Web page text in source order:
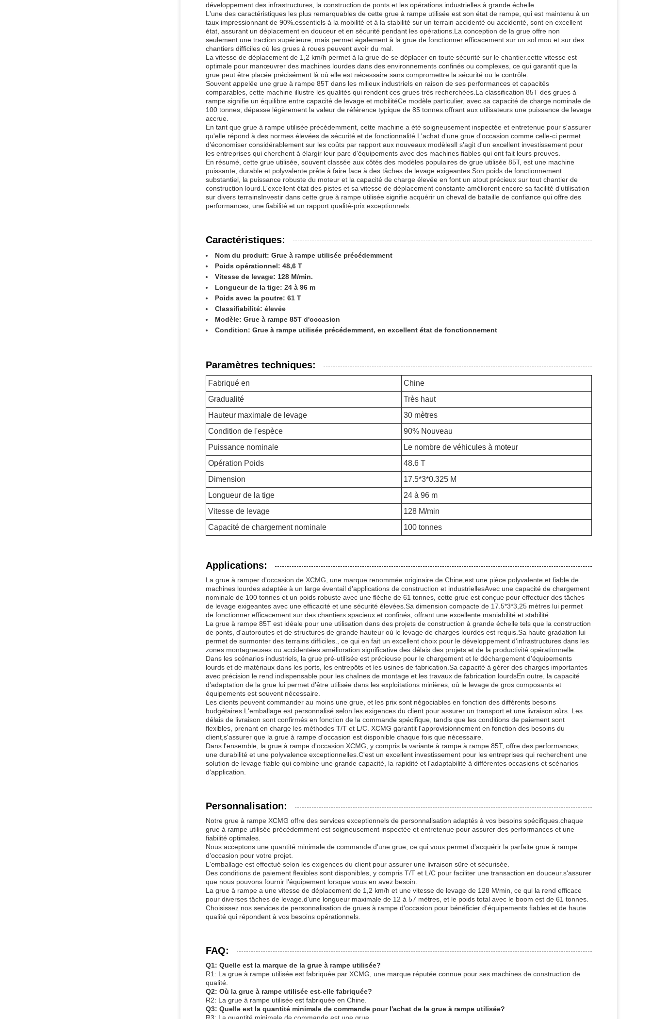
développement des infrastructures, la construction de ponts et les opérations industrielles à grande échelle.
L'une des caractéristiques les plus remarquables de cette grue à rampe utilisée est son état de rampe, qui est maintenu à un
taux impressionnant de 90%.essentiels à la mobilité et à la stabilité sur un terrain accidenté ou accidenté, sont en excellent
état, assurant un déplacement en douceur et en sécurité pendant les opérations.La conception de la grue offre non
seulement une traction supérieure, mais permet également à la grue de fonctionner efficacement sur un sol mou et sur des
chantiers difficiles où les grues à roues peuvent avoir du mal.
La vitesse de déplacement de 1,2 km/h permet à la grue de se déplacer en toute sécurité sur le chantier.cette vitesse est
optimale pour manœuvrer des machines lourdes dans des environnements confinés ou complexes, ce qui garantit que la
grue peut être placée précisément là où elle est nécessaire sans compromettre la sécurité ou le contrôle.
Souvent appelée une grue à rampe 85T dans les milieux industriels en raison de ses performances et capacités
comparables, cette machine illustre les qualités qui rendent ces grues très recherchées.La classification 85T des grues à
rampe signifie un équilibre entre capacité de levage et mobilitéCe modèle particulier, avec sa capacité de charge nominale de
100 tonnes, dépasse légèrement la valeur de référence typique de 85 tonnes.offrant aux utilisateurs une puissance de levage
accrue.
En tant que grue à rampe utilisée précédemment, cette machine a été soigneusement inspectée et entretenue pour s'assurer
qu'elle répond à des normes élevées de sécurité et de fonctionnalité.L'achat d'une grue d'occasion comme celle-ci permet
d'économiser considérablement sur les coûts par rapport aux nouveaux modèlesIl s'agit d'un excellent investissement pour
les entreprises qui cherchent à élargir leur parc d'équipements avec des machines fiables qui ont fait leurs preuves.
En résumé, cette grue utilisée, souvent classée aux côtés des modèles populaires de grue utilisée 85T, est une machine
puissante, durable et polyvalente prête à faire face à des tâches de levage exigeantes.Son poids de fonctionnement
substantiel, la puissance robuste du moteur et la capacité de charge élevée en font un atout précieux sur tout chantier de
construction lourd.L'excellent état des pistes et sa vitesse de déplacement constante améliorent encore sa facilité d'utilisation
sur divers terrainsInvestir dans cette grue à rampe utilisée signifie acquérir un cheval de bataille de confiance qui offre des
performances, une fiabilité et un rapport qualité-prix exceptionnels.
Caractéristiques:
Nom du produit: Grue à rampe utilisée précédemment
Poids opérationnel: 48,6 T
Vitesse de levage: 128 M/min.
Longueur de la tige: 24 à 96 m
Poids avec la poutre: 61 T
Classifiabilité: élevée
Modèle: Grue à rampe 85T d'occasion
Condition: Grue à rampe utilisée précédemment, en excellent état de fonctionnement
Paramètres techniques:
Fabriqué en
Chine
Gradualité
Très haut
Hauteur maximale de levage
30 mètres
Condition de l'espèce
90% Nouveau
Puissance nominale
Le nombre de véhicules à moteur
Opération Poids
48.6 T
Dimension
17.5*3*0.325 M
Longueur de la tige
24 à 96 m
Vitesse de levage
128 M/min
Capacité de chargement nominale
100 tonnes
Applications:
La grue à ramper d'occasion de XCMG, une marque renommée originaire de Chine,est une pièce polyvalente et fiable de
machines lourdes adaptée à un large éventail d'applications de construction et industriellesAvec une capacité de chargement
nominale de 100 tonnes et un poids robuste avec une flèche de 61 tonnes, cette grue est conçue pour effectuer des tâches
de levage exigeantes avec une efficacité et une sécurité élevées.Sa dimension compacte de 17.5*3*3,25 mètres lui permet
de fonctionner efficacement sur des chantiers spacieux et confinés, offrant une excellente maniabilité et stabilité.
La grue à rampe 85T est idéale pour une utilisation dans des projets de construction à grande échelle tels que la construction
de ponts, d'autoroutes et de structures de grande hauteur où le levage de charges lourdes est requis.Sa haute gradation lui
permet de surmonter des terrains difficiles., ce qui en fait un excellent choix pour le développement d'infrastructures dans les
zones montagneuses ou accidentées.amélioration significative des délais des projets et de la productivité opérationnelle.
Dans les scénarios industriels, la grue pré-utilisée est précieuse pour le chargement et le déchargement d'équipements
lourds et de matériaux dans les ports, les entrepôts et les usines de fabrication.Sa capacité à gérer des charges importantes
avec précision le rend indispensable pour les chaînes de montage et les travaux de fabrication lourdsEn outre, la capacité
d'adaptation de la grue lui permet d'être utilisée dans les exploitations minières, où le levage de gros composants et
équipements est souvent nécessaire.
Les clients peuvent commander au moins une grue, et les prix sont négociables en fonction des différents besoins
budgétaires.L'emballage est personnalisé selon les exigences du client pour assurer un transport et une livraison sûrs. Les
délais de livraison sont confirmés en fonction de la commande spécifique, tandis que les conditions de paiement sont
flexibles, prenant en charge les méthodes T/T et L/C. XCMG garantit l'approvisionnement en fonction des besoins du
client,s'assurer que la grue à rampe d'occasion est disponible chaque fois que nécessaire.
Dans l'ensemble, la grue à rampe d'occasion XCMG, y compris la variante à rampe à rampe 85T, offre des performances,
une durabilité et une polyvalence exceptionnelles.C'est un excellent investissement pour les entreprises qui recherchent une
solution de levage fiable qui combine une grande capacité, la rapidité et l'adaptabilité à différentes occasions et scénarios
d'application.
Personnalisation:
Notre grue à rampe XCMG offre des services exceptionnels de personnalisation adaptés à vos besoins spécifiques.chaque
grue à rampe utilisée précédemment est soigneusement inspectée et entretenue pour assurer des performances et une
fiabilité optimales.
Nous acceptons une quantité minimale de commande d'une grue, ce qui vous permet d'acquérir la parfaite grue à rampe
d'occasion pour votre projet.
L'emballage est effectué selon les exigences du client pour assurer une livraison sûre et sécurisée.
Des conditions de paiement flexibles sont disponibles, y compris T/T et L/C pour faciliter une transaction en douceur.s'assurer
que nous pouvons fournir l'équipement lorsque vous en avez besoin.
La grue à rampe a une vitesse de déplacement de 1,2 km/h et une vitesse de levage de 128 M/min, ce qui la rend efficace
pour diverses tâches de levage.d'une longueur maximale de 12 à 57 mètres, et le poids total avec le boom est de 61 tonnes.
Choisissez nos services de personnalisation de grues à rampe d'occasion pour bénéficier d'équipements fiables et de haute
qualité qui répondent à vos besoins opérationnels.
FAQ:
Q1: Quelle est la marque de la grue à rampe utilisée?
R1: La grue à rampe utilisée est fabriquée par XCMG, une marque réputée connue pour ses machines de construction de
qualité.
Q2: Où la grue à rampe utilisée est-elle fabriquée?
R2: La grue à rampe utilisée est fabriquée en Chine.
Q3: Quelle est la quantité minimale de commande pour l'achat de la grue à rampe utilisée?